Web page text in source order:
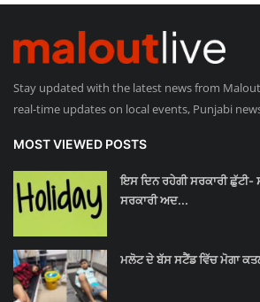
Stay updated with the latest news from
real-time updates on local events, Punjabi
MOST VIEWED POSTS
ਇਸ ਦਿਨ ਰਹੇਗੀ ਸਰਕਾਰੀ
ਸਰਕਾਰੀ ਅਦ...
ਮਲੋਟ ਦੇ ਬੱਸ ਸਟੈਂਡ ਵਿੱਚ ਮੋਗਾ